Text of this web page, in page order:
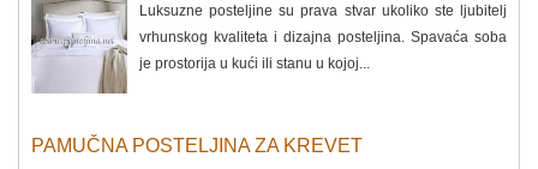
Luksuzne posteljine su prava stvar ukoliko ste ljubitelj
vrhunskog kvaliteta i dizajna posteljina. Spavaća soba
je prostorija u kući ili stanu u kojoj...
PAMUČNA POSTELJINA ZA KREVET